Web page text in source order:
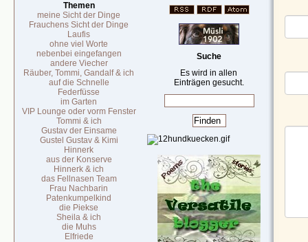
Themen
meine Sicht der Dinge
Frauchens Sicht der Dinge
Laufis
ohne viel Worte
nebenbei eingefangen
andere Viecher
Räuber, Tommi, Gandalf & ich
auf die Schnelle
Federfüsse
im Garten
VIP Lounge oder vorm Fenster
Tommi & ich
Gustav der Einsame
Gustel Gustav & Kimi
Hinnerk
aus der Konserve
Hinnerk & ich
das Fellnasen Team
Frau Nachbarin
Patenkumpelkind
die Piekse
Sheila & ich
die Muhs
Elfriede
Suche
Es wird in allen
Einträgen gesucht.